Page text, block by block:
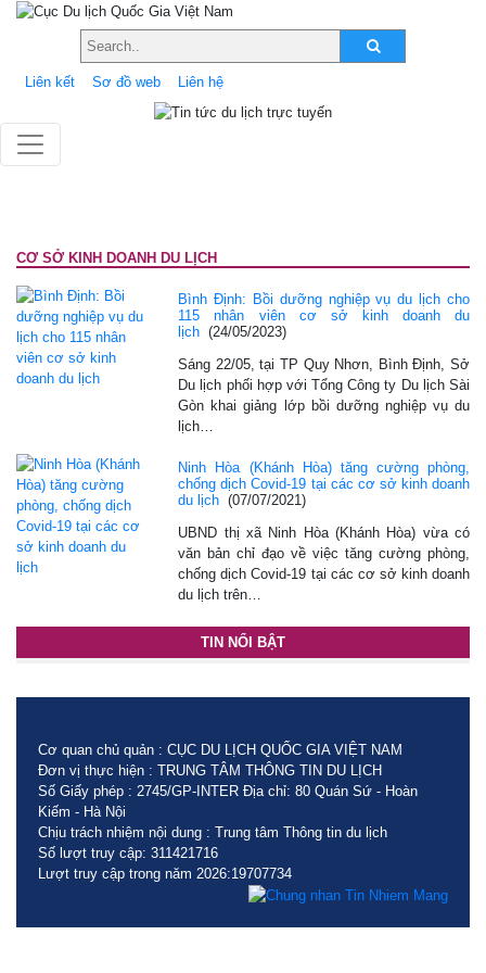
Liên kết Sơ đồ web Liên hệ
CƠ SỞ KINH DOANH DU LỊCH
Bình Định: Bồi dưỡng nghiệp vụ du lịch cho
115 nhân viên cơ sở kinh doanh du
lịch (24/05/2023)
Sáng 22/05, tại TP Quy Nhơn, Bình Định, Sở
Du lịch phối hợp với Tổng Công ty Du lịch Sài
Gòn khai giảng lớp bồi dưỡng nghiệp vụ du
lịch…
Ninh Hòa (Khánh Hòa) tăng cường phòng,
chống dịch Covid-19 tại các cơ sở kinh doanh
du lịch (07/07/2021)
UBND thị xã Ninh Hòa (Khánh Hòa) vừa có
văn bản chỉ đạo về việc tăng cường phòng,
chống dịch Covid-19 tại các cơ sở kinh doanh
du lịch trên…
TIN NỔI BẬT
Cơ quan chủ quản : CỤC DU LỊCH QUỐC GIA VIỆT NAM
Đơn vị thực hiện : TRUNG TÂM THÔNG TIN DU LỊCH
Số Giấy phép : 2745/GP-INTER Địa chỉ: 80 Quán Sứ - Hoàn
Kiếm - Hà Nội
Chịu trách nhiệm nội dung : Trung tâm Thông tin du lịch
Số lượt truy cập: 311421716
Lượt truy cập trong năm 2026:19707734